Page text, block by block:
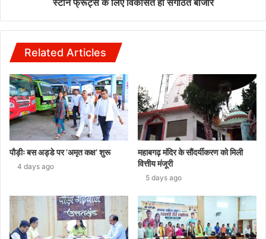
Related Articles
पौड़ीः बस अड्डे पर ’अमृत कक्ष’ शुरू
4 days ago
महाबगढ़ मंदिर के सौंदर्यीकरण को मिली
वित्तीय मंजूरी
5 days ago